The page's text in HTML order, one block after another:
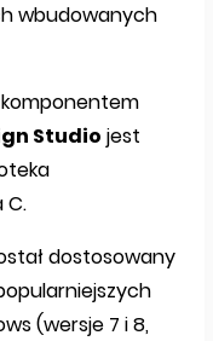
wbudowanych
Studio jest
C.
dostosowany
(wersje 7 i 8,